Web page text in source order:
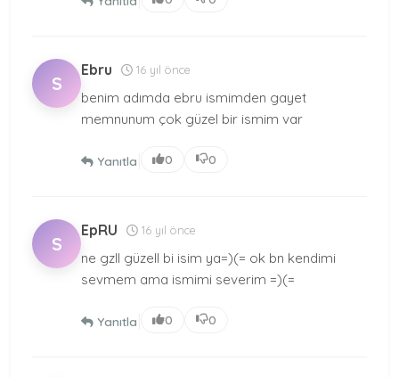
S
Ebru 16 yıl önce
benim adımda ebru ismimden gayet
memnunum çok güzel bir ismim var
Yanıtla 0 0
S
EpRU 16 yıl önce
ne gzll güzell bi isim ya=)(= ok bn kendimi
sevmem ama ismimi severim =)(=
Yanıtla 0 0